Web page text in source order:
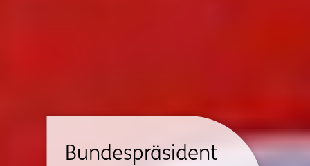
Bundespräsident